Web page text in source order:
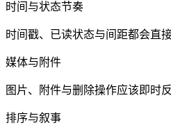
时间与状态节奏
时间戳、已读状态与间距都会直
媒体与附件
图片、附件与删除操作应该即时
排序与叙事